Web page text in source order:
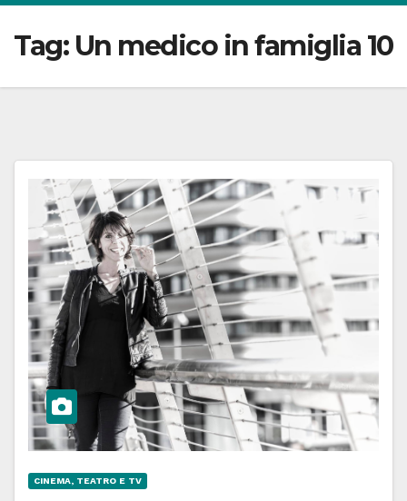
Tag: Un medico in famiglia 10
CINEMA, TEATRO E TV